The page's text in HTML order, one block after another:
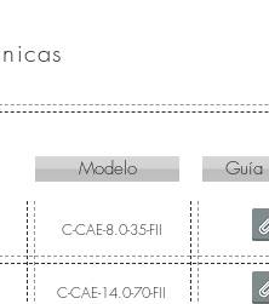
C-CAE-8.0-35-FII
Modelo Guía
C-CAE-14.0-70-FII